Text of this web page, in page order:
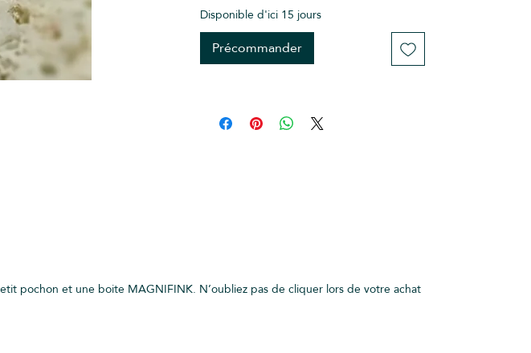
échangeable
Disponible d'ici 15 jours
Précommander
pochon et une boite MAGNIFINK. N’oubliez pas de cliquer lors de votre achat